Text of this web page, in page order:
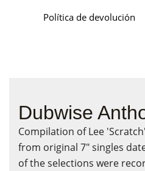
Política de devolución
Dubwise
Compilation of Lee
from original 7" singles
of the selections were